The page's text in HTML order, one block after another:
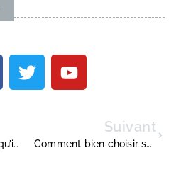
Logiciel pia : tout ce qu’il faut savoir
Suivant
Comment bien choisir ses chaises de bureau?